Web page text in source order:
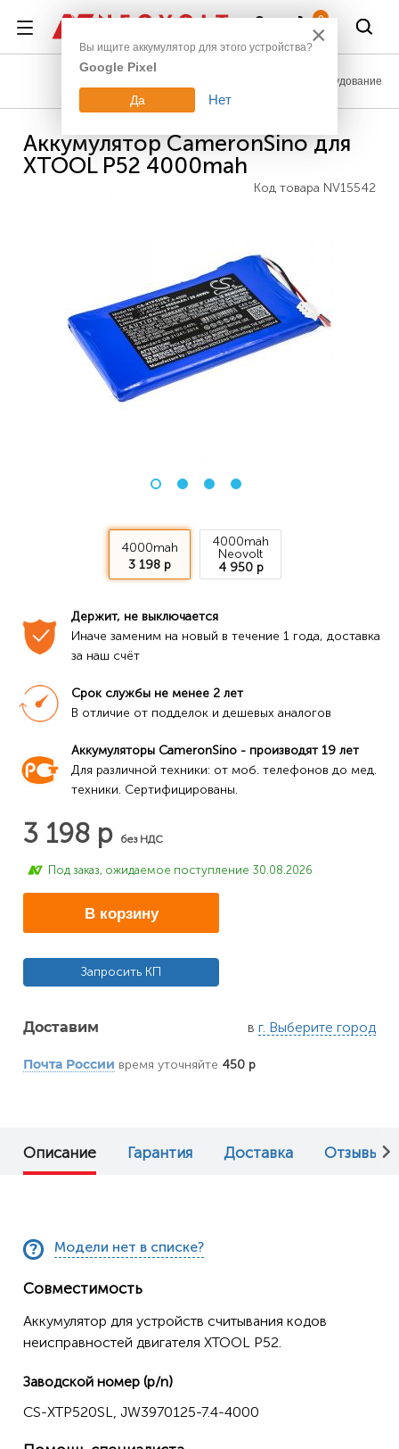
0
Промышленное оборудование
Аккумулятор CameronSino для
XTOOL P52 4000mah
Код товара NV15542
4000mah
3 198 р
4000mah
Neovolt
4 950 р
Держит, не выключается
Иначе заменим на новый в течение 1 года, доставка
за наш счёт
Срок службы не менее 2 лет
В отличие от подделок и дешевых аналогов
Аккумуляторы CameronSino - производят 19 лет
Для различной техники: от моб. телефонов до мед.
техники. Сертифицированы.
3 198 р без НДС
Под заказ, ожидаемое поступление 30.08.2026
В корзину
Запросить КП
Доставим в г. Выберите город
Почта России время уточняйте 450 р
Описание Гарантия Доставка Отзывы (0)
Модели нет в списке?
Совместимость
Аккумулятор для устройств считывания кодов
неисправностей двигателя XTOOL P52.
Заводской номер (p/n)
CS-XTP520SL, JW3970125-7.4-4000
×
Вы ищите аккумулятор для этого устройства?
Google Pixel
Да Нет